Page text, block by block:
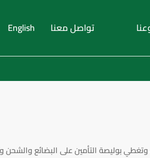
تواصل معنا English
بوليصة التأمين على البضائع